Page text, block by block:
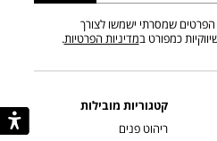
הפרטים שמסרתי ישמשו לצורך
כמפורט במדיניות הפרטיות.
קטגוריות מובילות
ריהוט פנים